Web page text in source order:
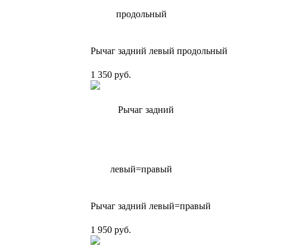
Рычаг задний левый продольный
1 350 руб.
Рычаг задний левый=правый
1 950 руб.